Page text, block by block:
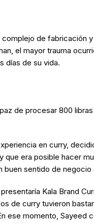
de
el mayor trauma
días de su vida.
de procesar 800
en curry,
era posible hacer
buen sentido de
Kala Brand
de curry tuvieron
momento, Sayeed